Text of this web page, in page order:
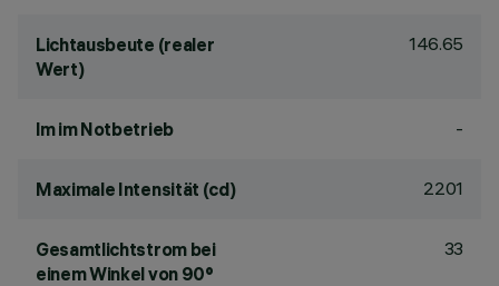
Lichtausbeute (realer
Wert)
146.65
lm im Notbetrieb -
Maximale Intensität (cd) 2201
Gesamtlichtstrom bei
einem Winkel von 90°
33